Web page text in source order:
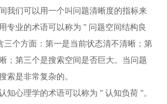
我们可以用一个叫问题清晰度的指标来
专业的术语可以称为 " 问题空间结构良
三个方面：第一是当前状态清不清晰；第
；第三个是搜索空间是否巨大。当问题
索是非常复杂的。
知心理学的术语可以称为 " 认知负荷 "。